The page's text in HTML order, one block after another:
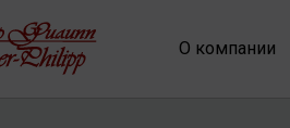
О компании